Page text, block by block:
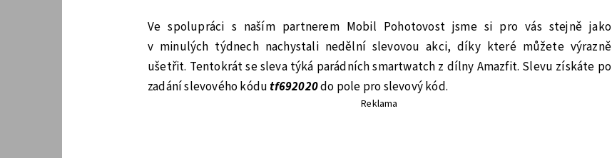
Ve spolupráci s naším partnerem Mobil Pohotovost jsme si pro vás stejně jako
v minulých týdnech nachystali nedělní slevovou akci, díky které můžete výrazně
ušetřit. Tentokrát se sleva týká parádních smartwatch z dílny Amazfit. Slevu získáte po
zadání slevového kódutf692020do pole pro slevový kód.
Reklama